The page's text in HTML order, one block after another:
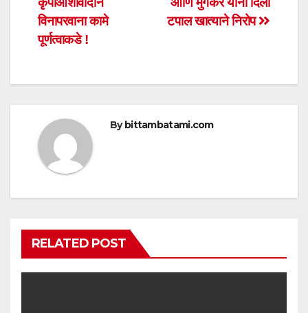
p
o
टपाल खात्याने निरोप
विनापरवाना कामे
पूर्णत्वाकडे !
By bittambatami.com
RELATED POST